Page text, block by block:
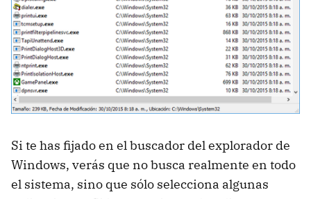
Si te has fijado en el buscador del explorador de
Windows, verás que no busca realmente en todo
el sistema, sino que sólo selecciona algunas